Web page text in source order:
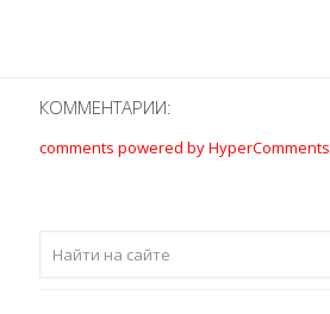
КОММЕНТАРИИ:
comments powered by HyperComments